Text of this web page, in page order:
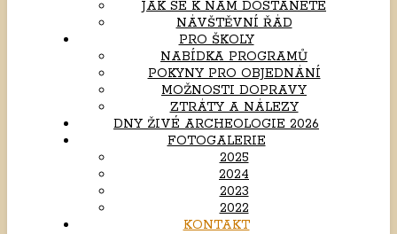
JAK SE K NÁM DOSTANETE
NÁVŠTĚVNÍ ŘÁD
PRO ŠKOLY
NABÍDKA PROGRAMŮ
POKYNY PRO OBJEDNÁNÍ
MOŽNOSTI DOPRAVY
ZTRÁTY A NÁLEZY
DNY ŽIVÉ ARCHEOLOGIE 2026
FOTOGALERIE
2025
2024
2023
2022
KONTAKT